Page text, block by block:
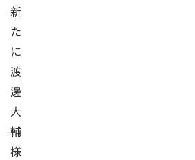
新
た
に
渡
邊
大
輔
様